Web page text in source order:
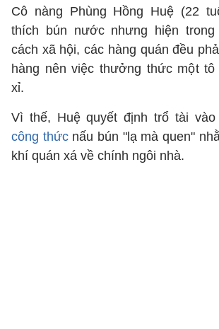
Cô nàng Phùng Hồng Huệ (22
thích bún nước nhưng hiện
cách xã hội, các hàng quán đều
hàng nên việc thưởng thức một
xỉ.
Vì thế, Huệ quyết định trổ tài
công thứcnấu bún "lạ mà quen"
khí quán xá về chính ngôi nhà.